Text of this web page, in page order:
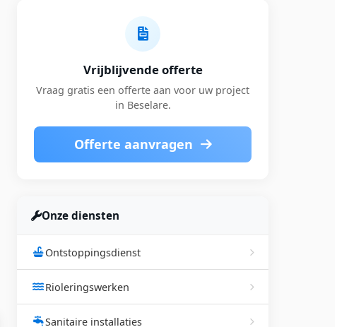
Vrijblijvende offerte
Vraag gratis een offerte aan voor uw project
in Beselare.
Offerte aanvragen
Onze diensten
Ontstoppingsdienst
Rioleringswerken
Sanitaire installaties